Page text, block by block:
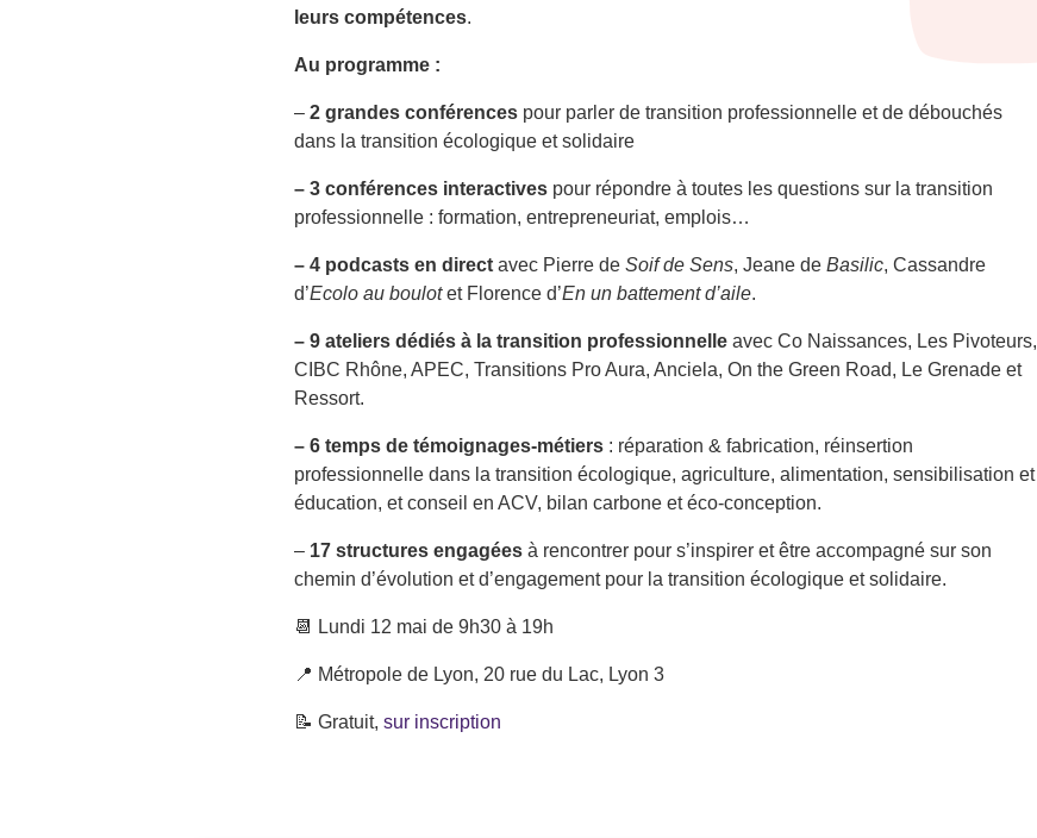
leurs compétences.
Au programme :
–2 grandes conférences pour parler de transition professionnelle et de débouchés
dans la transition écologique et solidaire
– 3 conférences interactives pour répondre à toutes les questions sur la transition
professionnelle : formation, entrepreneuriat, emplois…
– 4 podcasts en direct avec Pierre deSoif de Sens, Jeane deBasilic, Cassandre
d’Ecolo au boulotet Florence d’En un battement d’aile.
– 9 ateliers dédiés à la transition professionnelleavec Co Naissances, Les Pivoteurs,
CIBC Rhône, APEC, Transitions Pro Aura, Anciela, On the Green Road, Le Grenade et
Ressort.
– 6 temps de témoignages-métiers : réparation & fabrication, réinsertion
professionnelle dans la transition écologique, agriculture, alimentation, sensibilisation et
éducation, et conseil en ACV, bilan carbone et éco-conception.
– 17 structures engagées à rencontrer pour s’inspirer et être accompagné sur son
chemin d’évolution et d’engagement pour la transition écologique et solidaire.
📆 Lundi 12 mai de 9h30 à 19h
📍 Métropole de Lyon, 20 rue du Lac, Lyon 3
📝 Gratuit,sur inscription